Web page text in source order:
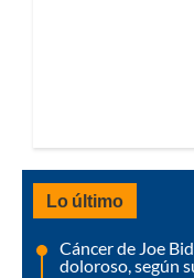
Lo último
Cáncer de Joe
doloroso, según